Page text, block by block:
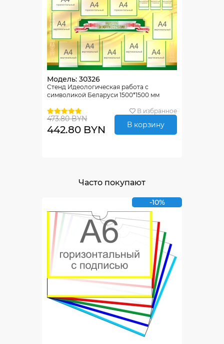
Модель: 30326
Стенд Идеологическая работа с
символикой Беларуси 1500*1500 мм
В избранное
473.80 BYN
442.80 BYN В корзину
Часто покупают
-10%